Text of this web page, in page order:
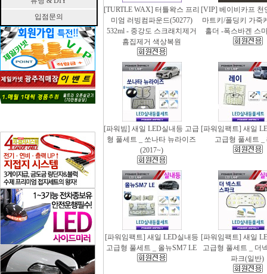
입점문의
[TURTLE WAX] 터틀왁스 프리
미엄 러빙컴파운드(50277)
532ml - 중강도 스크래치제거
흠집제거 색상복원
[VIP] 베이비카프 천
마트키/폴딩키 가죽
홀더 -폭스바겐 스
[파워빔] 새일 LED실내등 고급
형 풀세트 _ 쏘나타 뉴라이즈
(2017~)
[파워임팩트] 새일
고급형 풀세트 _
[파워임팩트] 새일 LED실내등
고급형 풀세트 _ 올뉴SM7 LE
[파워임팩트] 새일
고급형 풀세트 _ 더
파크(일반)